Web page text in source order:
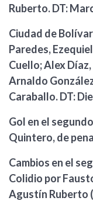
Ruberto. DT:
Ciudad de
Paredes,
Cuello; Alex
Arnaldo
Caraballo. DT:
Gol en el
Quintero, de
Cambios en el
Colidio por
Agustín Ruberto